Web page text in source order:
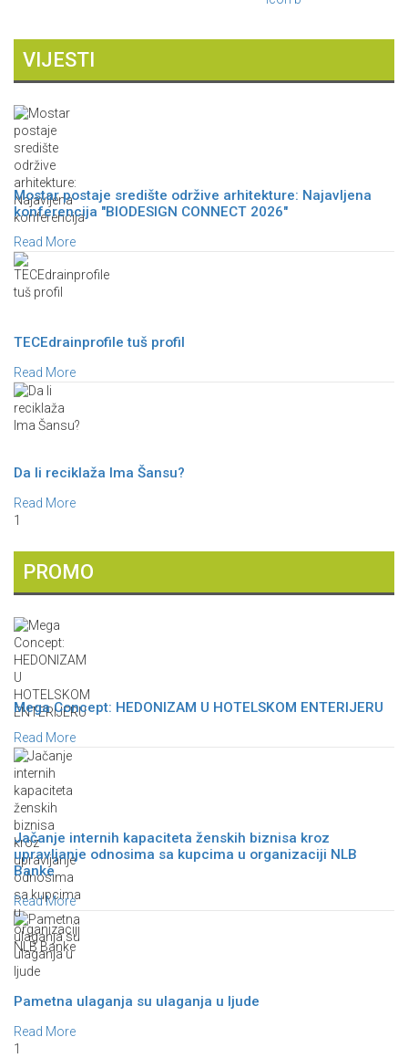
VIJESTI
Mostar postaje središte održive arhitekture: Najavljena
konferencija "BIODESIGN CONNECT 2026"
Read More
TECEdrainprofile tuš profil
Read More
Da li reciklaža Ima Šansu?
Read More
1
PROMO
Mega Concept: HEDONIZAM U HOTELSKOM ENTERIJERU
Read More
Jačanje internih kapaciteta ženskih biznisa kroz
upravljanje odnosima sa kupcima u organizaciji NLB
Banke
Read More
Pametna ulaganja su ulaganja u ljude
Read More
1